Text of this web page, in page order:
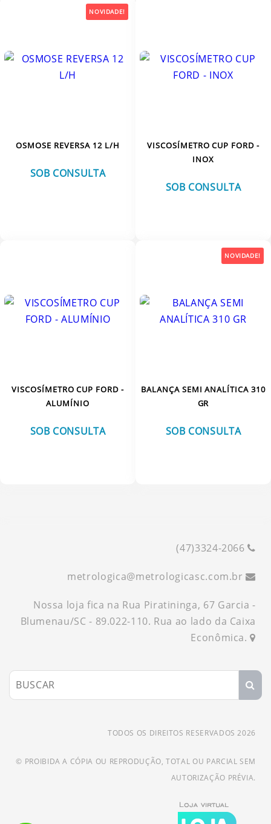
NOVIDADE!
OSMOSE REVERSA 12 L/H
SOB CONSULTA
VISCOSÍMETRO CUP FORD -
INOX
SOB CONSULTA
VISCOSÍMETRO CUP FORD -
ALUMÍNIO
SOB CONSULTA
NOVIDADE!
BALANÇA SEMI ANALÍTICA 310
GR
SOB CONSULTA
(47)3324-2066
metrologica@metrologicasc.com.br
Nossa loja fica na Rua Piratininga, 67 Garcia -
Blumenau/SC - 89.022-110. Rua ao lado da Caixa
Econômica.
TODOS OS DIREITOS RESERVADOS 2026
© PROIBIDA A CÓPIA OU REPRODUÇÃO, TOTAL OU PARCIAL SEM
AUTORIZAÇÃO PRÉVIA.